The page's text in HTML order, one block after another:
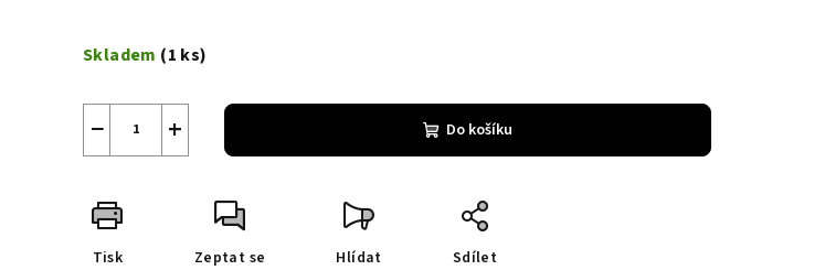
cena:
Skladem (1 ks)
+
− Do košíku
Tisk Zeptat se Hlídat Sdílet